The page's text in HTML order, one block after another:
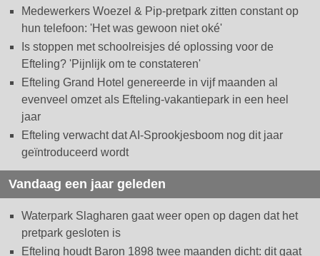
Medewerkers Woezel & Pip-pretpark zitten constant op
hun telefoon: 'Het was gewoon niet oké'
Is stoppen met schoolreisjes dé oplossing voor de
Efteling? 'Pijnlijk om te constateren'
Efteling Grand Hotel genereerde in vijf maanden al
evenveel omzet als Efteling-vakantiepark in een heel
jaar
Efteling verwacht dat AI-Sprookjesboom nog dit jaar
geïntroduceerd wordt
Vandaag een jaar geleden
Waterpark Slagharen gaat weer open op dagen dat het
pretpark gesloten is
Efteling houdt Baron 1898 twee maanden dicht: dit gaat